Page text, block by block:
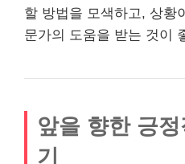
할 방법을 모색하고, 상황
문가의 도움을 받는 것이
앞을 향한 긍
기